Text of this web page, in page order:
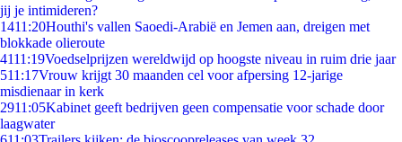
jij je intimideren?
1411:20Houthi's vallen Saoedi-Arabië en Jemen aan, dreigen met
blokkade olieroute
4111:19Voedselprijzen wereldwijd op hoogste niveau in ruim drie jaar
511:17Vrouw krijgt 30 maanden cel voor afpersing 12-jarige
misdienaar in kerk
2911:05Kabinet geeft bedrijven geen compensatie voor schade door
laagwater